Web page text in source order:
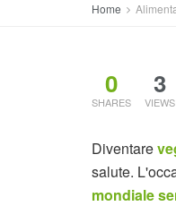
Home
0
SHARES
3
VIEWS
Diventare
salute.
mondiale